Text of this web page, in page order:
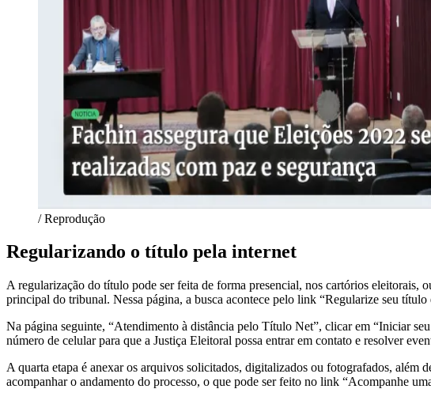
/ Reprodução
Regularizando o título pela internet
A regularização do título pode ser feita de forma presencial, nos cartórios eleitorais,
principal do tribunal. Nessa página, a busca acontece pelo link “Regularize seu título
Na página seguinte, “Atendimento à distância pelo Título Net”, clicar em “Iniciar
número de celular para que a Justiça Eleitoral possa entrar em contato e resolver
A quarta etapa é anexar os arquivos solicitados, digitalizados ou fotografados,
acompanhar o andamento do processo, o que pode ser feito no link “Acompanhe